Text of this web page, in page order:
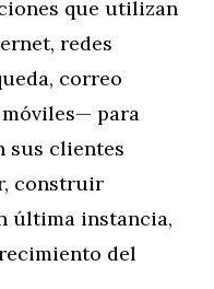
que utilizan
redes
correo
para
sus clientes
construir
última instancia,
del